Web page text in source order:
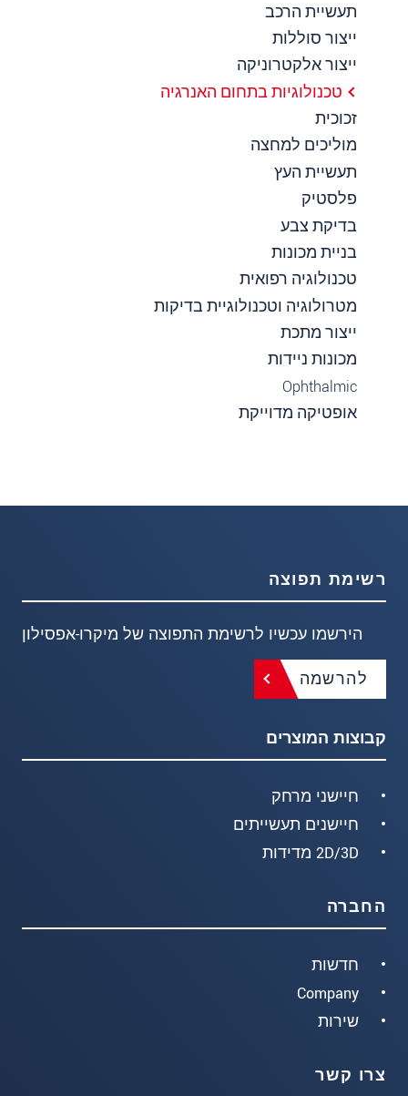
תעשיית הרכב
ייצור סוללות
ייצור אלקטרוניקה
טכנולוגיות בתחום האנרגיה
זכוכית
מוליכים למחצה
תעשיית העץ
פלסטיק
בדיקת צבע
בניית מכונות
טכנולוגיה רפואית
מטרולוגיה וטכנולוגיית בדיקות
ייצור מתכת
מכונות ניידות
Ophthalmic
אופטיקה מדוייקת
רשימת תפוצה
הירשמו עכשיו לרשימת התפוצה של מיקרו-אפסילון
להרשמה
קבוצות המוצרים
חיישני מרחק
חיישנים תעשייתים
2D/3D מדידות
החברה
חדשות
Company
שירות
צרו קשר